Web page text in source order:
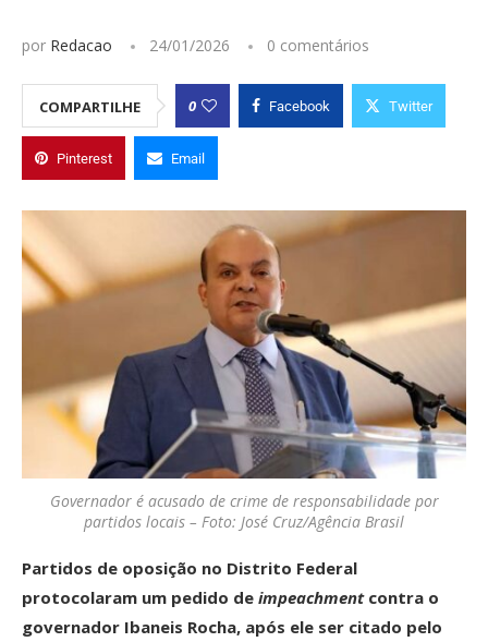
por Redacao 24/01/2026 0 comentários
COMPARTILHE 0 Facebook Twitter
Pinterest Email
Governador é acusado de crime de responsabilidade por
partidos locais – Foto: José Cruz/Agência Brasil
Partidos de oposição no Distrito Federal
protocolaram um pedido de impeachment contra o
governador Ibaneis Rocha, após ele ser citado pelo